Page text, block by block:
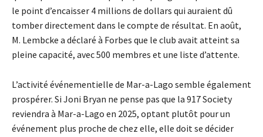
le point d’encaisser 4 millions de dollars qui auraient dû
tomber directement dans le compte de résultat. En août,
M. Lembcke a déclaré à Forbes que le club avait atteint sa
pleine capacité, avec 500 membres et une liste d’attente.
L’activité événementielle de Mar-a-Lago semble également
prospérer. Si Joni Bryan ne pense pas que la 917 Society
reviendra à Mar-a-Lago en 2025, optant plutôt pour un
événement plus proche de chez elle, elle doit se décider